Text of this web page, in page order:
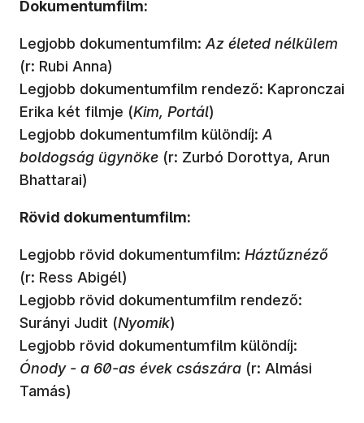
Dokumentumfilm:
Legjobb dokumentumfilm: Az életed nélkülem
(r: Rubi Anna)
Legjobb dokumentumfilm rendező: Kapronczai
Erika két filmje (Kim, Portál)
Legjobb dokumentumfilm különdíj: A
boldogság ügynöke (r: Zurbó Dorottya, Arun
Bhattarai)
Rövid dokumentumfilm:
Legjobb rövid dokumentumfilm: Háztűznéző
(r: Ress Abigél)
Legjobb rövid dokumentumfilm rendező:
Surányi Judit (Nyomik)
Legjobb rövid dokumentumfilm különdíj:
Ónody - a 60-as évek császára (r: Almási
Tamás)